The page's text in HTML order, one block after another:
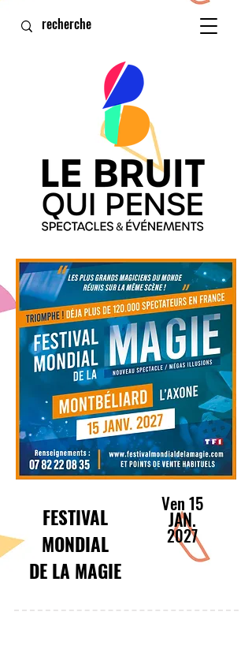
FESTIVAL
MONDIAL
DE LA MAGIE
Ven 15
JAN.
2027